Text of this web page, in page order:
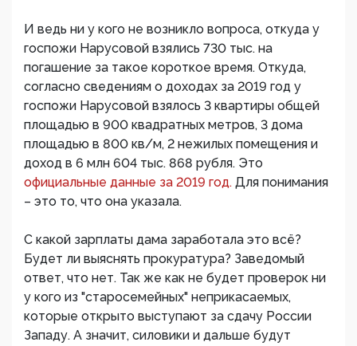
И ведь ни у кого не возникло вопроса, откуда у
госпожи Нарусовой взялись 730 тыс. на
погашение за такое короткое время. Откуда,
согласно сведениям о доходах за 2019 год у
госпожи Нарусовой взялось 3 квартиры общей
площадью в 900 квадратных метров, 3 дома
площадью в 800 кв/м, 2 нежилых помещения и
доход в 6 млн 604 тыс. 868 рубля. Это
официальные данные за 2019 год. Для понимания
– это то, что она указала.
С какой зарплаты дама заработала это всё?
Будет ли выяснять прокуратура? Заведомый
ответ, что нет. Так же как не будет проверок ни
у кого из "старосемейных" неприкасаемых,
которые открыто выступают за сдачу России
Западу. А значит, силовики и дальше будут